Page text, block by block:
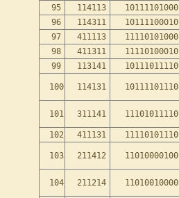
95
114113 10111101000
96
114311 10111100010
97
411113 11110101000
98
411311 11110100010
99
113141 10111011110
100 114131 10111101110
101 311141 11101011110
102
411131 11110101110
103 211412 11010000100
104 211214 11010010000